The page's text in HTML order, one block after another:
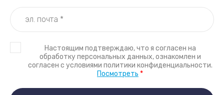
Настоящим подтверждаю, что я согласен на
обработку персональных данных, ознакомлен и
согласен с условиями политики конфиденциальности.
Посмотреть *